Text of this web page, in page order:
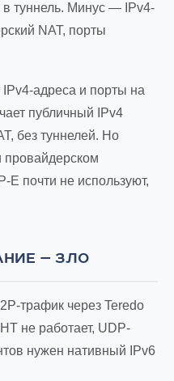
в туннель. Минус — IPv4-
NAT, порты
адреса и порты на
публичный IPv4
без туннелей. Но
провайдерском
E почти не используют,
— ЗЛО
трафик через Teredo
не работает, UDP-
нужен нативный IPv6